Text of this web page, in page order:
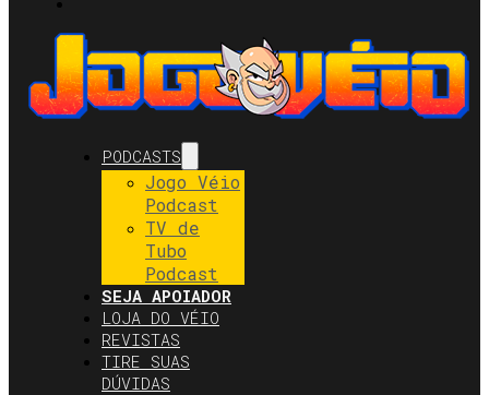
PODCASTS
Jogo Véio
Podcast
TV de
Tubo
Podcast
SEJA APOIADOR
LOJA DO VÉIO
REVISTAS
TIRE SUAS
DÚVIDAS